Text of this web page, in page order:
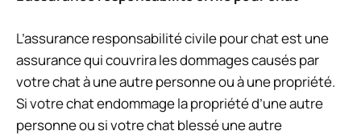
L’assurance responsabilité civile pour chat est une
assurance qui couvrira les dommages causés par
votre chat à une autre personne ou à une propriété.
Si votre chat endommage la propriété d’une autre
personne ou si votre chat blessé une autre